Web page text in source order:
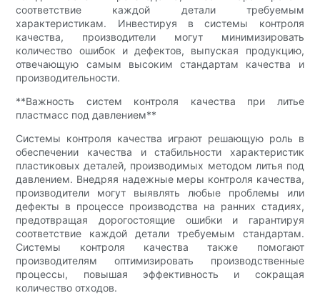
соответствие каждой детали требуемым
характеристикам. Инвестируя в системы контроля
качества, производители могут минимизировать
количество ошибок и дефектов, выпуская продукцию,
отвечающую самым высоким стандартам качества и
производительности.
**Важность систем контроля качества при литье
пластмасс под давлением**
Системы контроля качества играют решающую роль в
обеспечении качества и стабильности характеристик
пластиковых деталей, производимых методом литья под
давлением. Внедряя надежные меры контроля качества,
производители могут выявлять любые проблемы или
дефекты в процессе производства на ранних стадиях,
предотвращая дорогостоящие ошибки и гарантируя
соответствие каждой детали требуемым стандартам.
Системы контроля качества также помогают
производителям оптимизировать производственные
процессы, повышая эффективность и сокращая
количество отходов.